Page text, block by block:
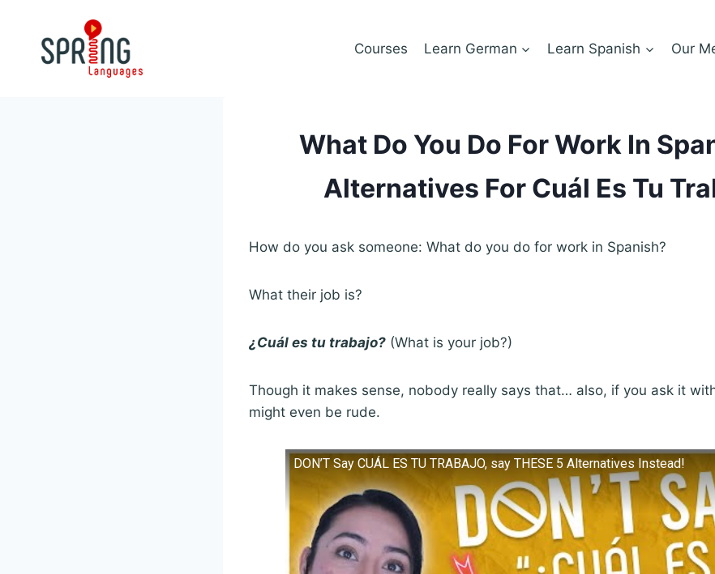
content
Courses Learn German Learn Spanish Our
What Do You Do For Work In
Alternatives For Cuál Es Tu
How do you ask someone: What do you do for work in Spanish?
What their job is?
¿Cuál es tu trabajo? (What is your job?)
Though it makes sense, nobody really says that… also, if you ask it
might even be rude.
DON’T Say CUÁL ES TU TRABAJO, say THESE 5 Alternatives Instead!